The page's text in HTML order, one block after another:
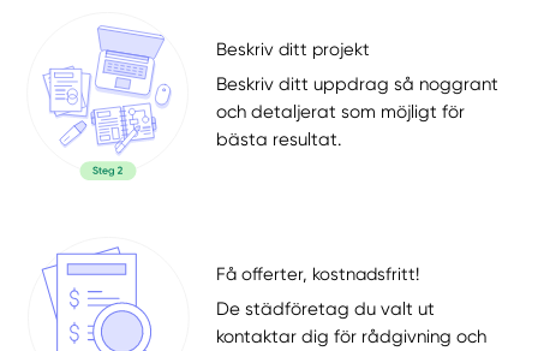
Beskriv ditt projekt
Beskriv ditt uppdrag så noggrant
och detaljerat som möjligt för
bästa resultat.
Få offerter, kostnadsfritt!
De städföretag du valt ut
kontaktar dig för rådgivning och